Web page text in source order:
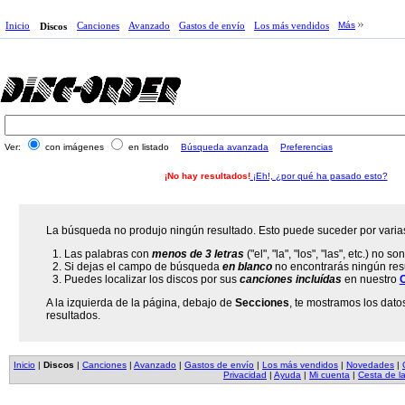
Inicio Discos Canciones Avanzado Gastos de envío Los más vendidos Más
Ver: con imágenes en listado Búsqueda avanzada Preferencias
¡No hay resultados!¡Eh!, ¿por qué ha pasado esto?
La búsqueda no produjo ningún resultado. Esto puede suceder por
Las palabras con menos de 3 letras("el", "la", "los", "las", etc.) no
Si dejas el campo de búsqueda en blancono encontrarás ningún
Puedes localizar los discos por sus canciones incluídasen nuestro
A la izquierda de la página, debajo de Secciones, te mostramos los
resultados.
Inicio | Discos | Canciones | Avanzado | Gastos de envío | Los más vendidos | Novedades |
Privacidad | Ayuda | Mi cuenta | Cesta de